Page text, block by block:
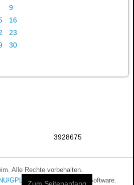
9
16
23
30
3928675
Alle Rechte vorbehalten.
GPL-Lizenz veröffentlichte Software.